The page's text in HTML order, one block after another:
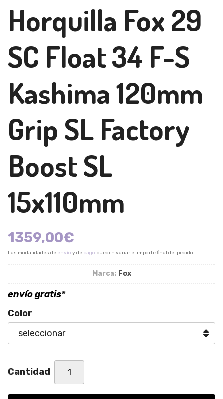
Horquilla Fox 29
SC Float 34 F-S
Kashima 120mm
Grip SL Factory
Boost SL
15x110mm
1359,00€
Las modalidades de envío y de pago pueden variar el importe final del pedido.
Marca: Fox
envío gratis*
Color
Cantidad